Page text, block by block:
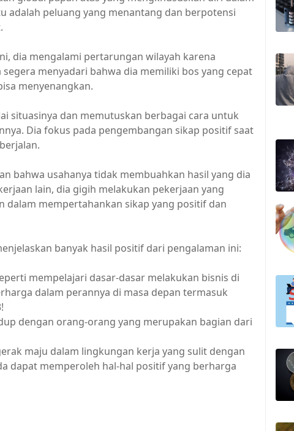
adalah peluang yang menantang dan berpotensi
dia mengalami pertarungan wilayah karena
menyadari bahwa dia memiliki bos yang cepat
menyenangkan.
situasinya dan memutuskan berbagai cara untuk
Dia fokus pada pengembangan sikap positif saat
bahwa usahanya tidak membuahkan hasil yang dia
lain, dia gigih melakukan pekerjaan yang
dalam mempertahankan sikap yang positif dan
banyak hasil positif dari pengalaman ini:
mempelajari dasar-dasar melakukan bisnis di
dalam perannya di masa depan termasuk
dengan orang-orang yang merupakan bagian dari
maju dalam lingkungan kerja yang sulit dengan
dapat memperoleh hal-hal positif yang berharga